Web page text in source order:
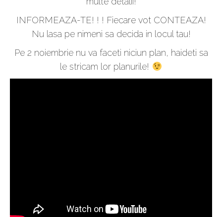
INFORMEAZA-TE! ! ! Fiecare vot CONTEAZA!
Nu lasa pe nimeni sa decida in locul tau!
Pe 2 noiembrie nu va faceti niciun plan, haideti sa
le stricam lor planurile!